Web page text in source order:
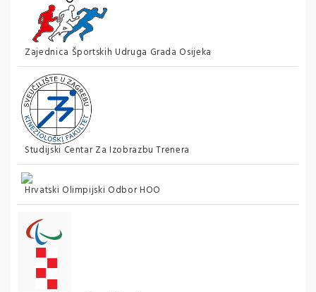
Zajednica Športskih Udruga Grada Osijeka
Studijski Centar Za Izobrazbu Trenera
Hrvatski Olimpijski Odbor HOO